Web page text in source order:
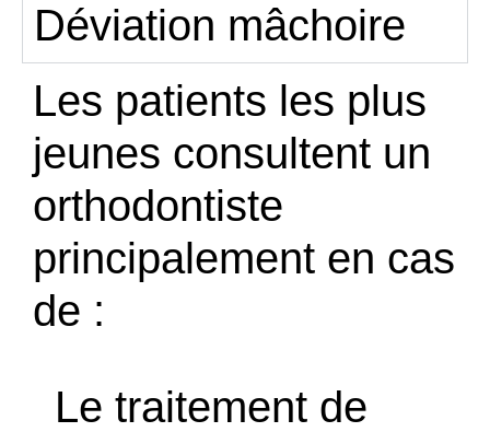
Déviation mâchoire
Les patients les plus
jeunes consultent un
orthodontiste
principalement en cas
de :
Le traitement de